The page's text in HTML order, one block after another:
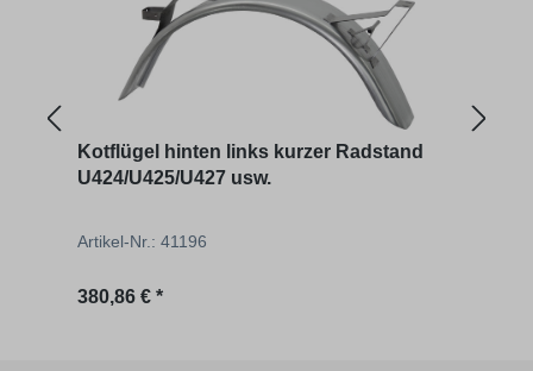
Kotflügel hinten links kurzer Radstand
U424/U425/U427 usw.
Artikel-Nr.: 41196
Regulärer Preis:
380,86 € *